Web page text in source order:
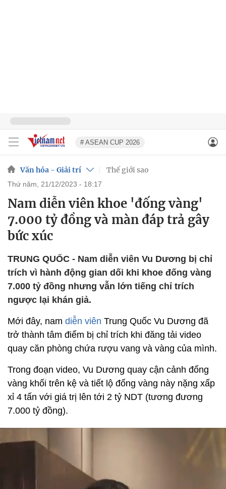
# ASEAN CUP 2026
Văn hóa - Giải trí Thế giới sao
thứ năm, 21/12/2023 - 18:17
Nam diễn viên khoe 'đống vàng'
7.000 tỷ đồng và màn đáp trả gây
bức xúc
TRUNG QUỐC - Nam diễn viên Vu Dương bị chỉ
trích vì hành động gian dối khi khoe đống vàng
7.000 tỷ đồng nhưng vẫn lớn tiếng chỉ trích
ngược lại khán giả.
Mới đây, nam diễn viên Trung Quốc Vu Dương đã
trở thành tâm điểm bị chỉ trích khi đăng tải video
quay căn phòng chứa rượu vang và vàng của mình.
Trong đoạn video, Vu Dương quay cận cảnh đống
vàng khối trên kệ và tiết lộ đống vàng này nặng xấp
xỉ 4 tấn với giá trị lên tới 2 tỷ NDT (tương đương
7.000 tỷ đồng).